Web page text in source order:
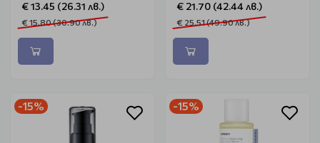
€ 13.45 (26.31 лв.)
€ 15.80 (30.90 лв.)
€ 21.70 (42.44 лв.)
€ 25.51 (49.90 лв.)
-15% -15%